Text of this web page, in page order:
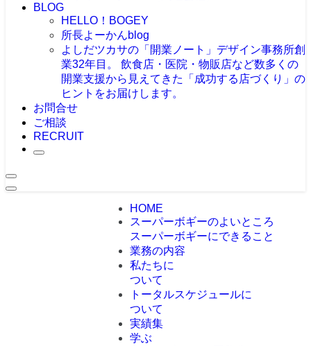
BLOG
HELLO！BOGEY
所長よーかんblog
よしだツカサの「開業ノート」 デザイン事務所創
業32年目。 飲食店・医院・物販店など数多くの
開業支援から見えてきた「成功する店づくり」の
ヒントをお届けします。
お問合せ
ご相談
RECRUIT
HOME
スーパーボギーのよいところ
スーパーボギーにできること
業務の内容
私たちに
ついて
トータルスケジュールに
ついて
実績集
学ぶ